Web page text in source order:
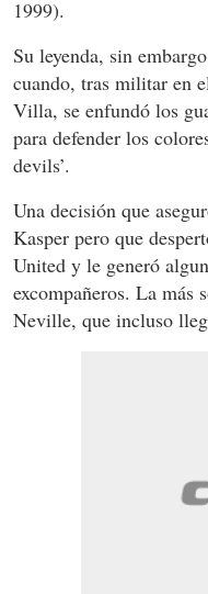
1999).
Su leyenda, sin
cuando, tras militar en
Villa, se enfundó los
para defender los
devils’.
Una decisión que
Kasper pero que
United y le generó
excompañeros. La más
Neville, que incluso